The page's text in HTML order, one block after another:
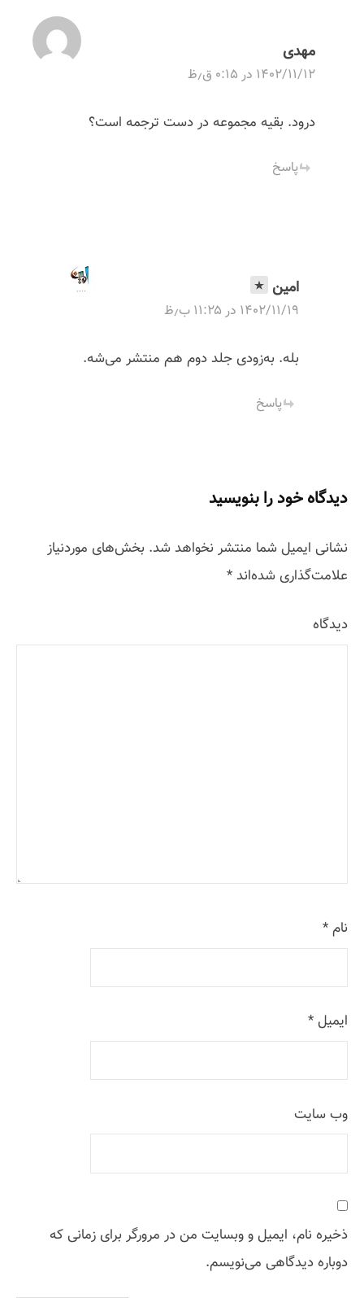
مهدی
۱۴۰۲/۱۱/۱۲ در ۰:۱۵ ق٫ظ
درود. بقیه مجموعه در دست ترجمه است؟
پاسخ
امین
۱۴۰۲/۱۱/۱۹ در ۱۱:۲۵ ب٫ظ
بله. به‌زودی جلد دوم هم منتشر می‌شه.
پاسخ
دیدگاه خود را بنویسید
نشانی ایمیل شما منتشر نخواهد شد. بخش‌های موردنیاز
علامت‌گذاری شده‌اند *
دیدگاه
نام*
ایمیل *
وب‌ سایت
ذخیره نام، ایمیل و وبسایت من در مرورگر برای زمانی که
دوباره دیدگاهی می‌نویسم.